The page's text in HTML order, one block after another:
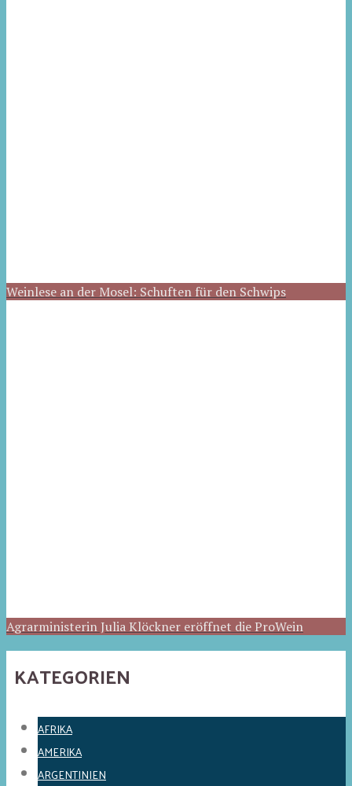
Weinlese an der Mosel: Schuften für den Schwips
Agrarministerin Julia Klöckner eröffnet die ProWein
KATEGORIEN
AFRIKA
AMERIKA
ARGENTINIEN